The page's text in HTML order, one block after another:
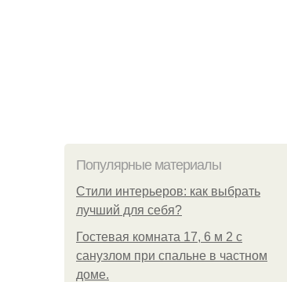
Популярные материалы
Стили интерьеров: как выбрать
лучший для себя?
Гостевая комната 17, 6 м 2 с
санузлом при спальне в частном
доме.